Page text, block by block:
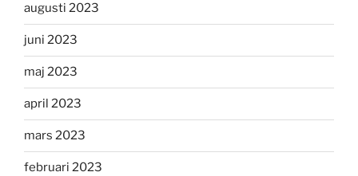
augusti 2023
juni 2023
maj 2023
april 2023
mars 2023
februari 2023